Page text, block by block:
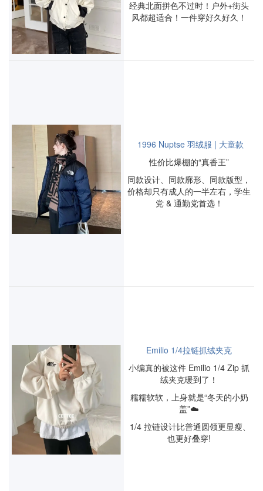
经典北面拼色不过时！户外+街头
风都超适合！一件穿好久好久！
1996 Nuptse 羽绒服 | 大童款
性价比爆棚的“真香王”
同款设计、同款廓形、同款版型，
价格却只有成人的一半左右，学生
党 & 通勤党首选！
Emilio 1/4拉链抓绒夹克
小编真的被这件 Emilio 1/4 Zip 抓
绒夹克暖到了！
糯糯软软，上身就是“冬天的小奶
盖”☁️
1/4 拉链设计比普通圆领更显瘦、
也更好叠穿!